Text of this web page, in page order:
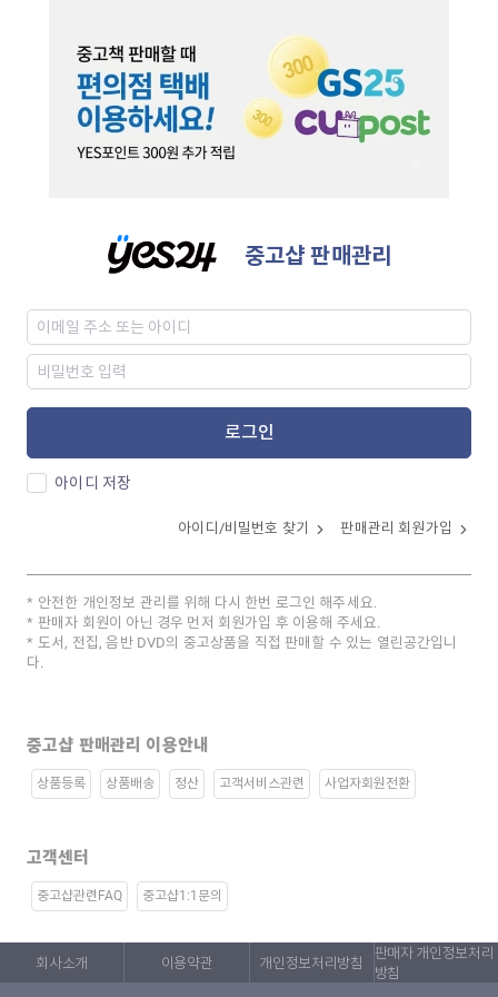
중고샵 판매관리
로그인
아이디 저장
아이디/비밀번호 찾기 판매관리 회원가입
안전한 개인정보 관리를 위해 다시 한번 로그인 해주세요.
판매자 회원이 아닌 경우 먼저 회원가입 후 이용해 주세요.
도서, 전집, 음반 DVD의 중고상품을 직접 판매할 수 있는 열린공간입니
다.
중고샵 판매관리 이용안내
상품등록 상품배송 정산 고객서비스관련 사업자회원전환
고객센터
중고샵관련FAQ 중고샵1:1문의
회사소개 이용약관 개인정보처리방침
판매자 개인정보처리
방침